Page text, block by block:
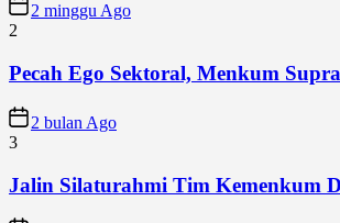
2 minggu Ago
2
Pecah Ego Sektoral, Menkum
2 bulan Ago
3
Jalin Silaturahmi Tim Kemenkum